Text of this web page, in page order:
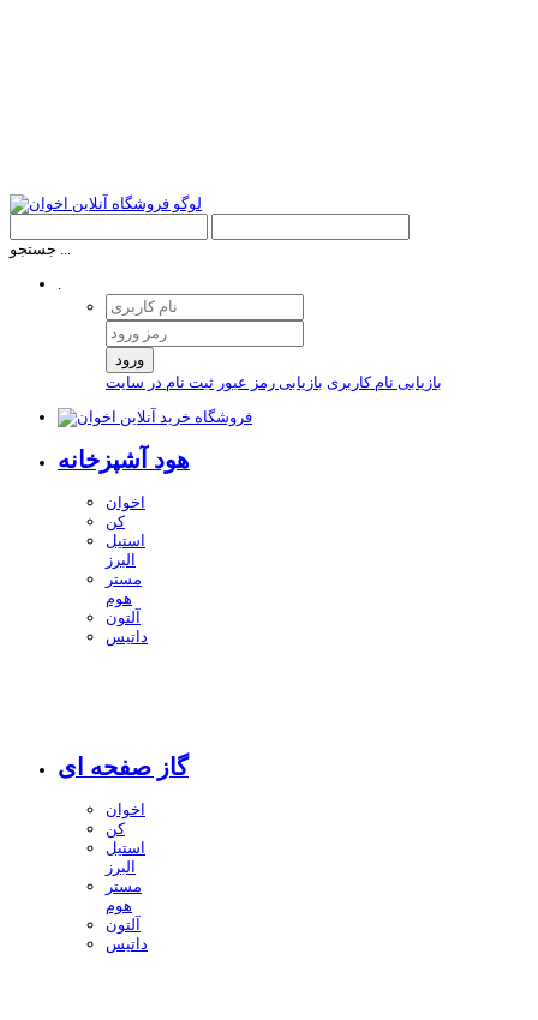
جستجو ...
.
ورود
بازیابی نام کاربری بازیابی رمز عبور ثبت نام در سایت
هود آشپزخانه
اخوان
کن
استیل
البرز
مستر
هوم
آلتون
داتیس
گاز صفحه ای
اخوان
کن
استیل
البرز
مستر
هوم
آلتون
داتیس